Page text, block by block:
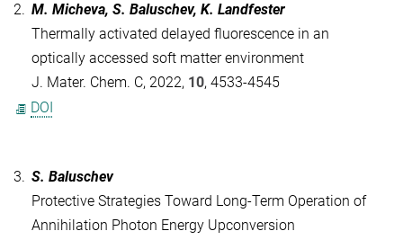
2. M. Micheva, S. Baluschev, K. Landfester
Thermally activated delayed fluorescence in an
optically accessed soft matter environment
J. Mater. Chem. C, 2022, 10, 4533-4545
DOI
3. S. Baluschev
Protective Strategies Toward Long-Term Operation of
Annihilation Photon Energy Upconversion